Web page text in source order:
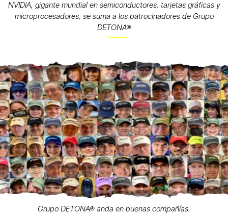
NVIDIA, gigante mundial en semiconductores, tarjetas gráficas y
microprocesadores, se suma a los patrocinadores de Grupo
DETONA®
Grupo DETONA® anda en buenas compañías.